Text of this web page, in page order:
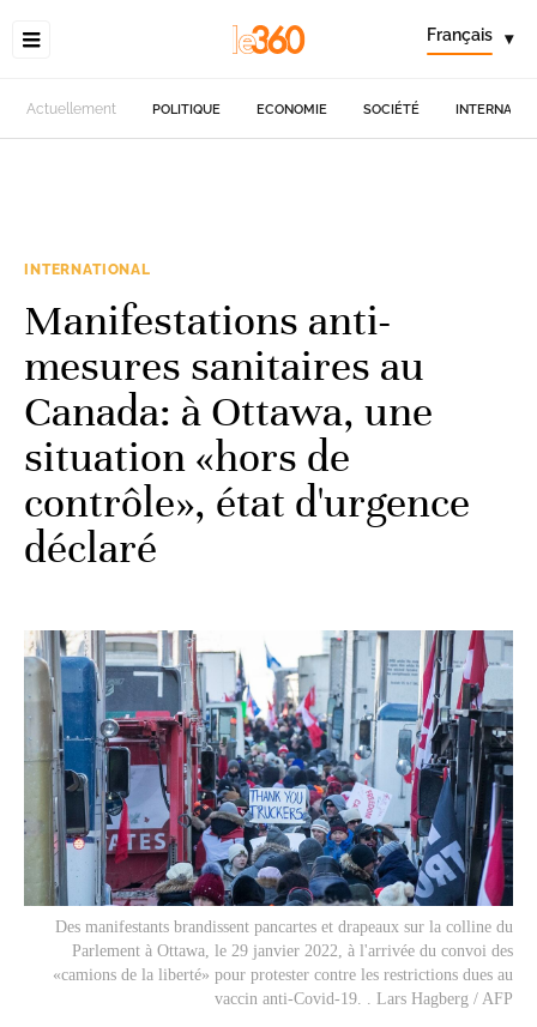
Français ▾
Actuellement POLITIQUE ECONOMIE SOCIÉTÉ
INTERNATIONAL
Manifestations anti-
mesures sanitaires au
Canada: à Ottawa, une
situation «hors de
contrôle», état d'urgence
déclaré
Des manifestants brandissent pancartes et drapeaux sur la colline du
Parlement à Ottawa, le 29 janvier 2022, à l'arrivée du convoi des
«camions de la liberté» pour protester contre les restrictions dues au
vaccin anti-Covid-19. . Lars Hagberg / AFP